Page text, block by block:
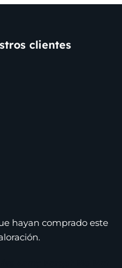
clientes
hayan comprado este